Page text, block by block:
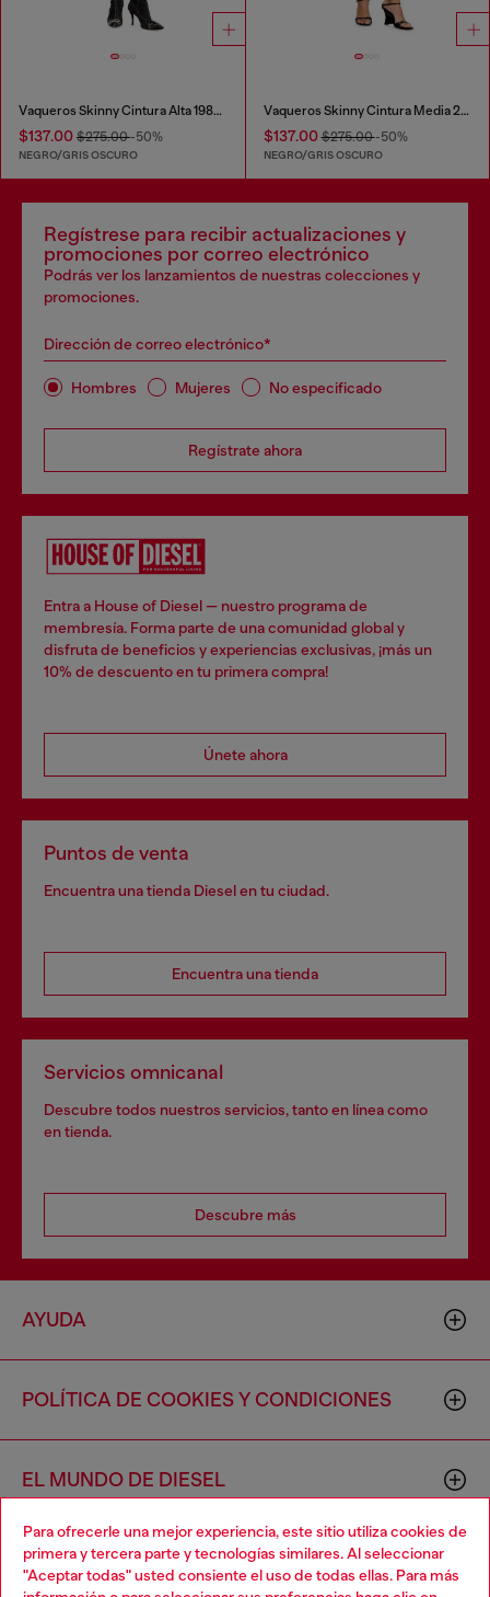
Para ofrecerle una mejor experiencia, este sitio utiliza cookies de
primera y tercera parte y tecnologías similares. Al seleccionar
"Aceptar todas" usted consiente el uso de todas ellas. Para más
Vaqueros Skinny Cintura Alta 1984 Slandy-High
$137.00 $275.00-50%
NEGRO/GRIS OSCURO
Vaqueros Skinny Cintura Media 2017 Slandy
$137.00$275.00-50%
NEGRO/GRIS OSCURO
Regístrese para recibir actualizaciones y
promociones por correo electrónico
Podrás ver los lanzamientos de nuestras colecciones y
promociones.
Dirección de correo electrónico*
Hombres Mujeres No especificado
Regístrate ahora
Entra a House of Diesel — nuestro programa de
membresía. Forma parte de una comunidad global y
disfruta de beneficios y experiencias exclusivas, ¡más un
10% de descuento en tu primera compra!
Únete ahora
Puntos de venta
Encuentra una tienda Diesel en tu ciudad.
Encuentra una tienda
Servicios omnicanal
Descubre todos nuestros servicios, tanto en línea como
en tienda.
Descubre más
AYUDA
POLÍTICA DE COOKIES Y CONDICIONES
EL MUNDO DE DIESEL
CORPORACIÓN